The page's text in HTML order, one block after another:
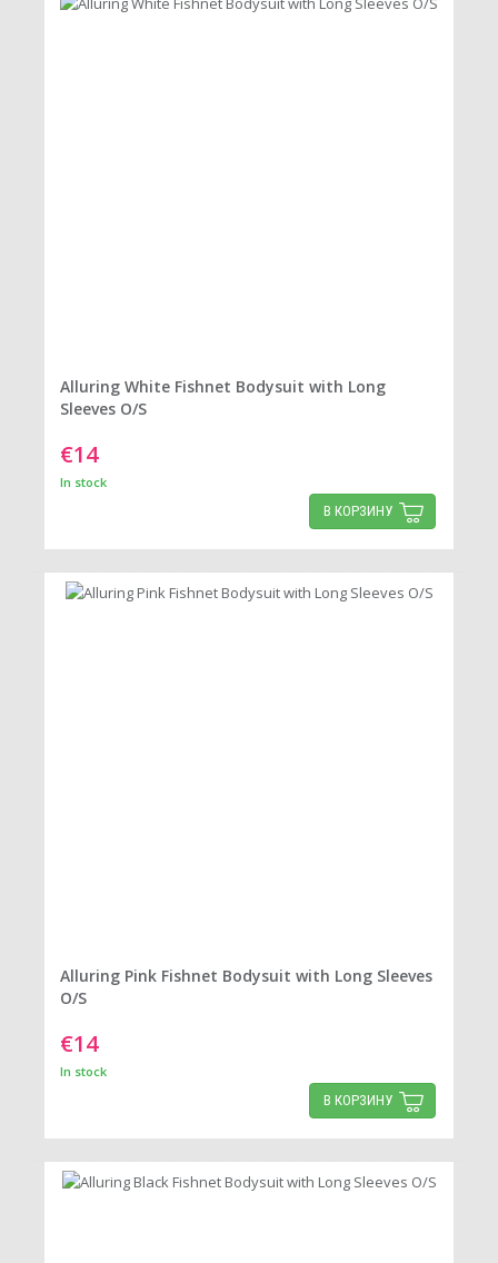
Alluring White Fishnet Bodysuit with Long
Sleeves O/S
€14
In stock
В КОРЗИНУ
Alluring Pink Fishnet Bodysuit with Long Sleeves
O/S
€14
In stock
В КОРЗИНУ